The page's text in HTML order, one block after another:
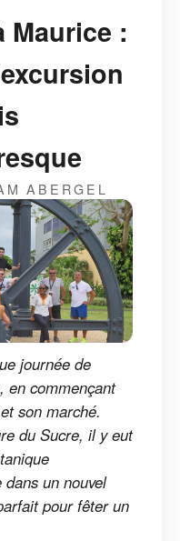
Maurice :
ABERGEL
journée de
en commençant
son marché.
du Sucre, il y eut
un nouvel
pour fêter un